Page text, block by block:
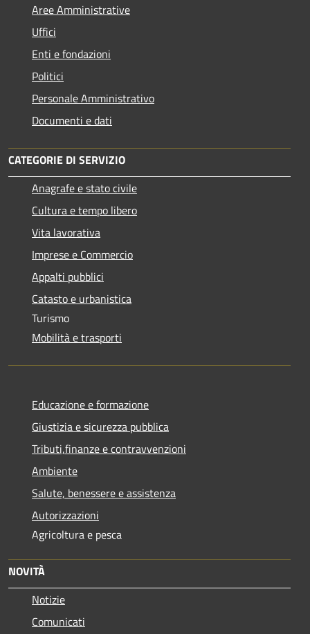
Aree Amministrative
Uffici
Enti e fondazioni
Politici
Personale Amministrativo
Documenti e dati
CATEGORIE DI SERVIZIO
Anagrafe e stato civile
Cultura e tempo libero
Vita lavorativa
Imprese e Commercio
Appalti pubblici
Catasto e urbanistica
Turismo
Mobilità e trasporti
Educazione e formazione
Giustizia e sicurezza pubblica
Tributi,finanze e contravvenzioni
Ambiente
Salute, benessere e assistenza
Autorizzazioni
Agricoltura e pesca
NOVITÀ
Notizie
Comunicati